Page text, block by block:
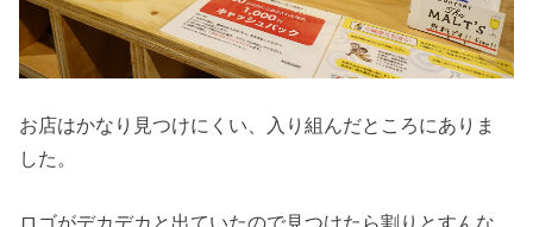
お店はかなり見つけにくい、入り組んだところにありま
した。
ロゴがデカデカと出ていたので見つけたら割りとすんな